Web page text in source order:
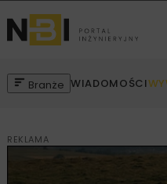
Branże WIADOMOŚCI
REKLAMA